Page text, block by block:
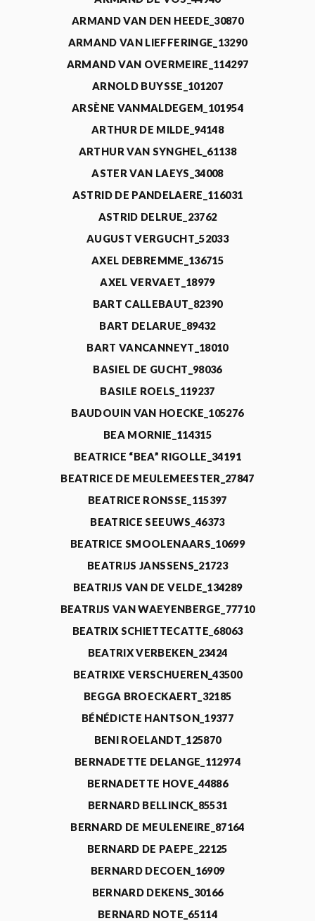
ARMAND VAN DEN HEEDE_30870
ARMAND VAN LIEFFERINGE_13290
ARMAND VAN OVERMEIRE_114297
ARNOLD BUYSSE_101207
ARSÈNE VANMALDEGEM_101954
ARTHUR DE MILDE_94148
ARTHUR VAN SYNGHEL_61138
ASTER VAN LAEYS_34008
ASTRID DE PANDELAERE_116031
ASTRID DELRUE_23762
AUGUST VERGUCHT_52033
AXEL DEBREMME_136715
AXEL VERVAET_18979
BART CALLEBAUT_82390
BART DELARUE_89432
BART VANCANNEYT_18010
BASIEL DE GUCHT_98036
BASILE ROELS_119237
BAUDOUIN VAN HOECKE_105276
BEA MORNIE_114315
BEATRICE “BEA” RIGOLLE_34191
BEATRICE DE MEULEMEESTER_27847
BEATRICE RONSSE_115397
BEATRICE SEEUWS_46373
BEATRICE SMOOLENAARS_10699
BEATRIJS JANSSENS_21723
BEATRIJS VAN DE VELDE_134289
BEATRIJS VAN WAEYENBERGE_77710
BEATRIX SCHIETTECATTE_68063
BEATRIX VERBEKEN_23424
BEATRIXE VERSCHUEREN_43500
BEGGA BROECKAERT_32185
BÉNÉDICTE HANTSON_19377
BENI ROELANDT_125870
BERNADETTE DELANGE_112974
BERNADETTE HOVE_44886
BERNARD BELLINCK_85531
BERNARD DE MEULENEIRE_87164
BERNARD DE PAEPE_22125
BERNARD DECOEN_16909
BERNARD DEKENS_30166
BERNARD NOTE_65114